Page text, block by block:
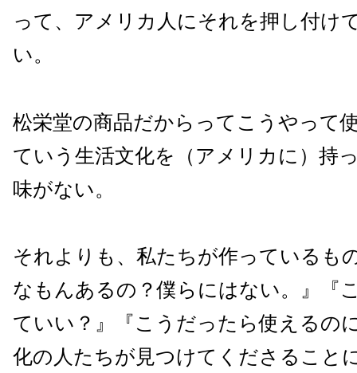
って、アメリカ人にそれを押し付け
い。
松栄堂の商品だからってこうやって
ていう生活文化を（アメリカに）持
味がない。
それよりも、私たちが作っているも
なもんあるの？僕らにはない。』『
ていい？』『こうだったら使えるの
化の人たちが見つけてくださること